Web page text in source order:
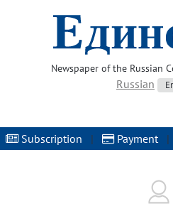
Newspaper of the Russian
Russian
Subscription | Payment |